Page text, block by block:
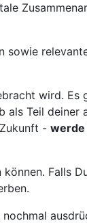
sowie
wird. Es
als Teil deiner
- werde
Falls
nochmal